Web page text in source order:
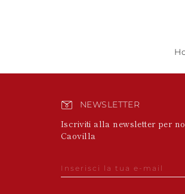
NEWSLETTER
Iscriviti alla newsletter per
Caovilla